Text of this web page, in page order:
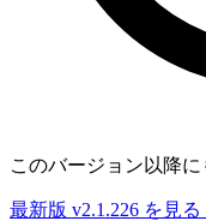
このバージョン以降に
最新版 v2.1.226 を見